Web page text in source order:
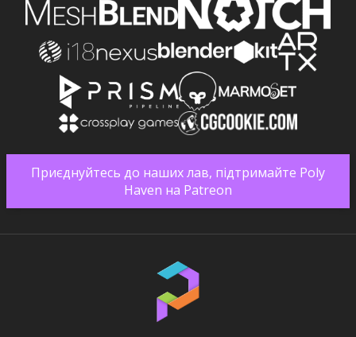
Приєднуйтесь до наших лав, підтримайте Poly
Haven на Patreon